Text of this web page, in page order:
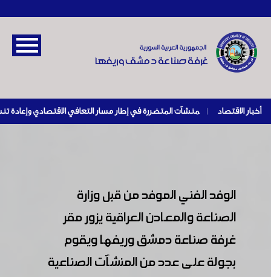
أخبار الاقتصاد |
الوفد الفني الموفد من قبل وزارة
الصناعة والمعادن العراقية يزور مقر
غرفة صناعة دمشق وريفها ويقوم
بجولة على عدد من المنشآت الصناعية